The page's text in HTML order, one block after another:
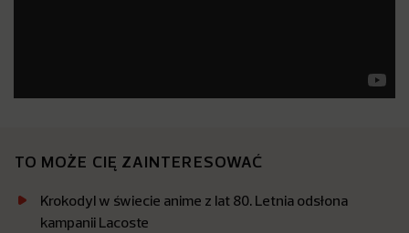
TO MOŻE CIĘ ZAINTERESOWAĆ
Krokodyl w świecie anime z lat 80. Letnia odsłona
kampanii Lacoste